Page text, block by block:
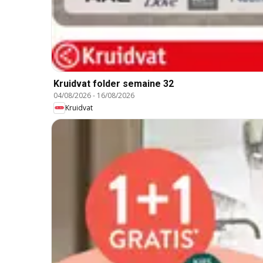
Kruidvat folder semaine 32
04/08/2026- 16/08/2026
Kruidvat